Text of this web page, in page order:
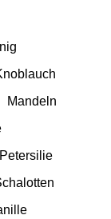
Mandeln
Petersilie